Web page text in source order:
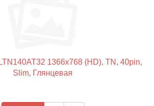
1366x768 (HD), TN, 40pin,
Slim, Глянцевая